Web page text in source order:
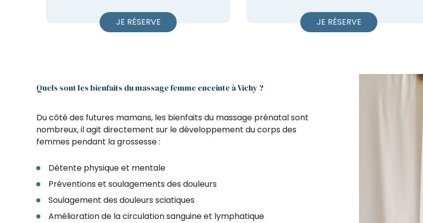
JE RÉSERVE JE RÉSERVE
Quels sont les bienfaits du massage femme enceinte à Vichy ?
Du côté des futures mamans, les bienfaits du massage prénatal sont
nombreux, il agit directement sur le développement du corps des
femmes pendant la grossesse :
Détente physique et mentale
Préventions et soulagements des douleurs
Soulagement des douleurs sciatiques
Amélioration de la circulation sanguine et lymphatique